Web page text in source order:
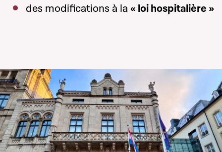
des modifications à la« loi hospitalière »